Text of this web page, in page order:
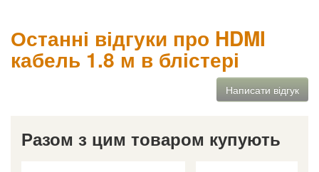
Останні відгуки про HDMI
кабель 1.8 м в блістері
Написати відгук
Разом з цим товаром купують